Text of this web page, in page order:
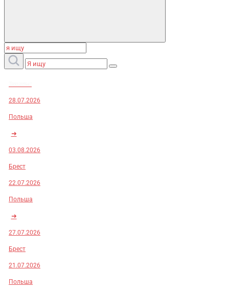
28.07.2026
Польша
➜
03.08.2026
Брест
22.07.2026
Польша
➜
27.07.2026
Брест
21.07.2026
Польша